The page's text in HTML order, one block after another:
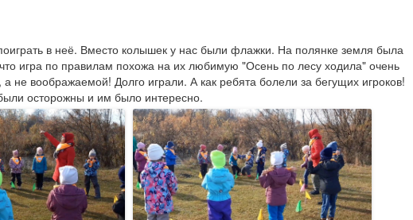
в неё. Вместо колышек у нас были флажки. На полянке земля была
игра по правилам похожа на их любимую "Осень по лесу ходила" очень
не воображаемой! Долго играли. А как ребята болели за бегущих игроков!
осторожны и им было интересно.